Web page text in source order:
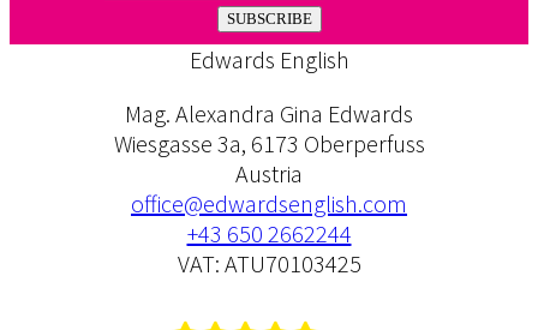
SUBSCRIBE
Edwards English
Mag. Alexandra Gina Edwards
Wiesgasse 3a, 6173 Oberperfuss
Austria
office@edwardsenglish.com
+43 650 2662244
VAT: ATU70103425